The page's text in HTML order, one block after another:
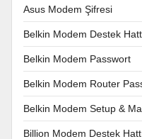
Asus Modem Şifresi
Belkin Modem Destek
Belkin Modem Passwort
Belkin Modem Router
Belkin Modem Setup &
Billion Modem Destek